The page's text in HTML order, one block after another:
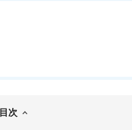
目次